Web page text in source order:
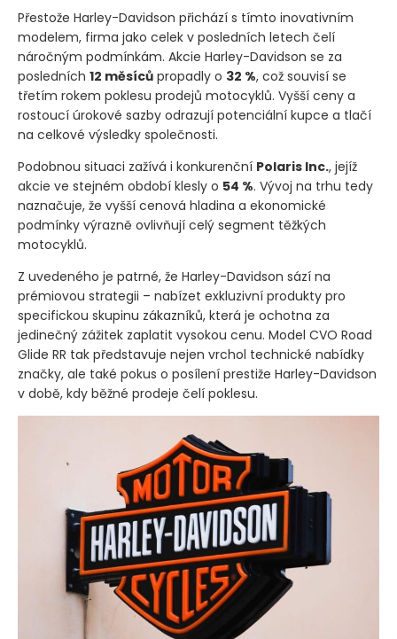
Přestože Harley-Davidson přichází s tímto inovativním
modelem, firma jako celek v posledních letech čelí
náročným podmínkám. Akcie Harley-Davidson se za
posledních 12 měsíců propadly o 32 %, což souvisí se
třetím rokem poklesu prodejů motocyklů. Vyšší ceny a
rostoucí úrokové sazby odrazují potenciální kupce a tlačí
na celkové výsledky společnosti.
Podobnou situaci zažívá i konkurenční Polaris Inc., jejíž
akcie ve stejném období klesly o 54 %. Vývoj na trhu tedy
naznačuje, že vyšší cenová hladina a ekonomické
podmínky výrazně ovlivňují celý segment těžkých
motocyklů.
Z uvedeného je patrné, že Harley-Davidson sází na
prémiovou strategii – nabízet exkluzivní produkty pro
specifickou skupinu zákazníků, která je ochotna za
jedinečný zážitek zaplatit vysokou cenu. Model CVO Road
Glide RR tak představuje nejen vrchol technické nabídky
značky, ale také pokus o posílení prestiže Harley-Davidson
v době, kdy běžné prodeje čelí poklesu.